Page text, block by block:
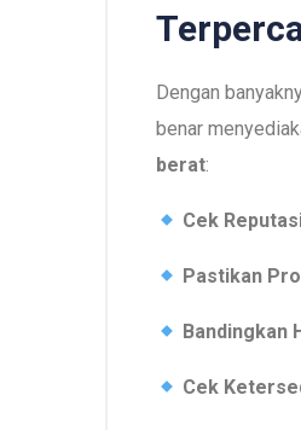
Dengan
benar
berat:
Cek
Pastikan
Bandingkan
Cek